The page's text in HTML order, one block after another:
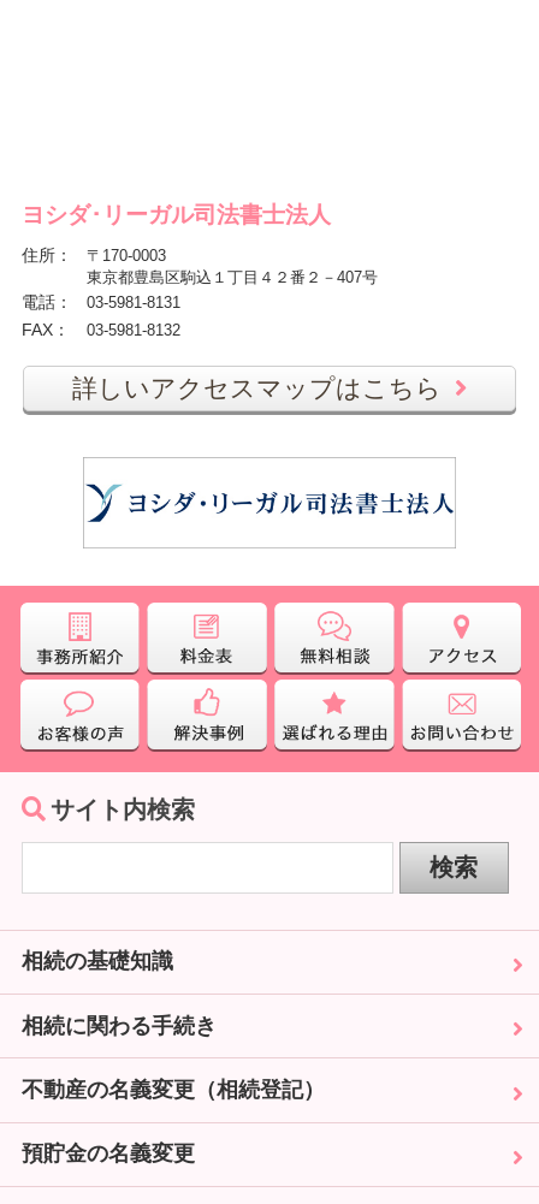
ヨシダ･リーガル司法書士法人
住所：
〒170-0003
東京都豊島区駒込１丁目４２番２－407号
電話： 03-5981-8131
FAX： 03-5981-8132
詳しいアクセスマップはこちら
サイト内検索
相続の基礎知識
相続に関わる手続き
不動産の名義変更（相続登記）
預貯金の名義変更